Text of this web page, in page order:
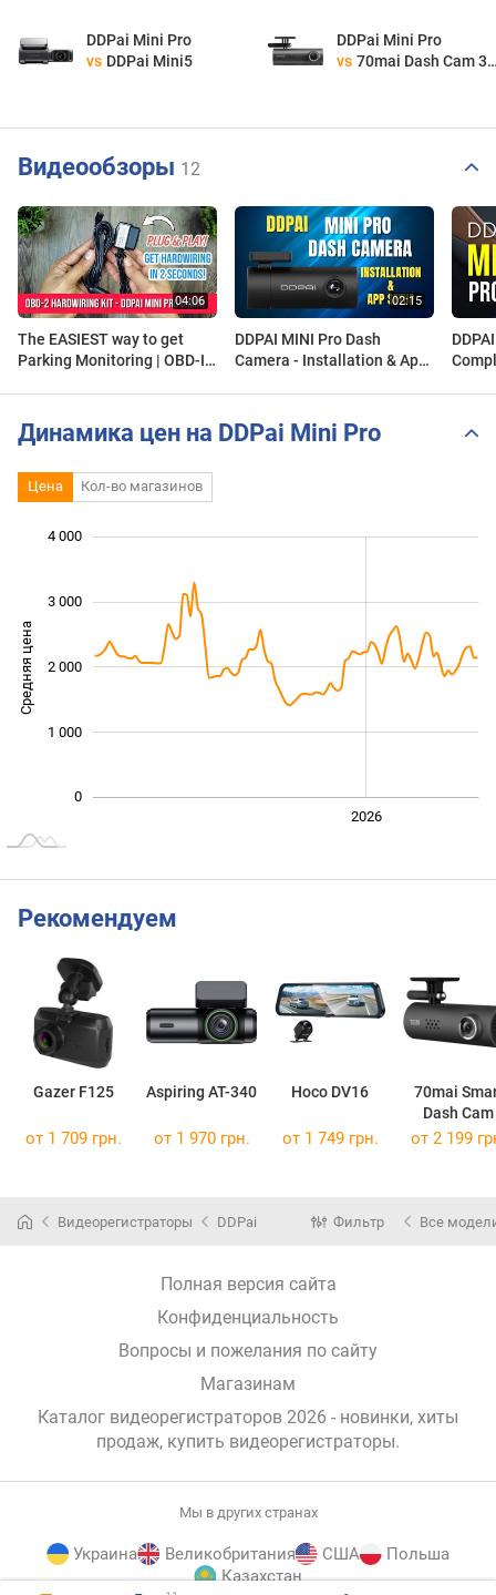
DDPai Mini Pro
vs DDPai Mini5
DDPai Mini Pro
vs 70mai Dash Cam 3 M200
Видеообзоры 12
The EASIEST way to get
Parking Monitoring | OBD-II
DDPAI MINI Pro Dash
Camera - Installation & App
Динамика цен на DDPai Mini Pro
Цена Кол-во магазинов
Средняя цена 1 000
0
1 000
2 000
3 000
4 000
2026
Рекомендуем
Gazer F125 Aspiring AT-340 Hoco DV16
70mai
Dash Cam
от 1 709 грн. от 1 970 грн. от 1 749 грн. от 2 199
Видеорегистраторы DDPai Фильтр Все
Полная версия сайта
Конфиденциальность
Вопросы и пожелания по сайту
Магазинам
Каталог видеорегистраторов 2026 - новинки, хиты
продаж, купить видеорегистраторы.
Мы в других странах
Украина Великобритания США
Польша
Казахстан